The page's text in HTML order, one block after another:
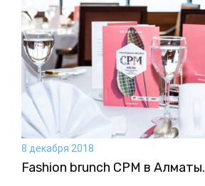
8 декабря 2018
Fashion brunch CPM в Алматы.